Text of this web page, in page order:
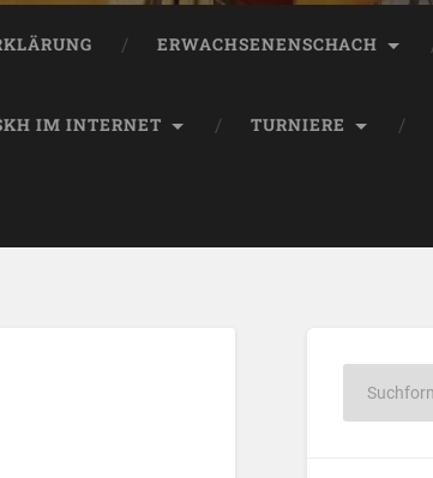
ERWACHSENENSCHACH
IM INTERNET TURNIERE